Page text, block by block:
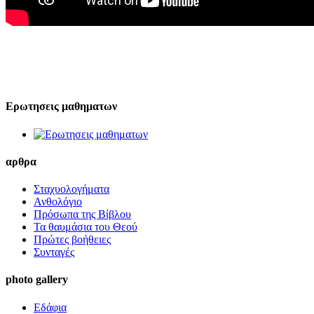
Ερωτησεις μαθηματων
αρθρα
Σταχυολογήματα
Ανθολόγιο
Πρόσωπα της Βίβλου
Τα θαυμάσια του Θεού
Πρώτες βοήθειες
Συνταγές
photo gallery
Εδάφια